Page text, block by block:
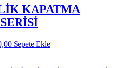
₺400,00.
KAPATMA
Şu
andaki
Sepete Ekle